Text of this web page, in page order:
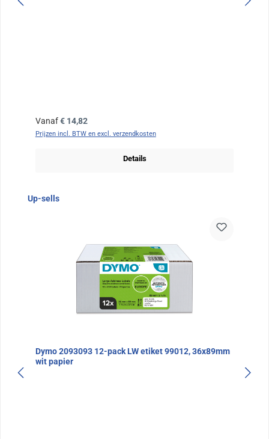
Normale prijs:
Vanaf€ 14,82
Prijzen incl. BTW en excl. verzendkosten
Details
Sla de afbeeldingengalerij over
Up-sells
Dymo 2093093 12-pack LW etiket 99012, 36x89mm
wit papier